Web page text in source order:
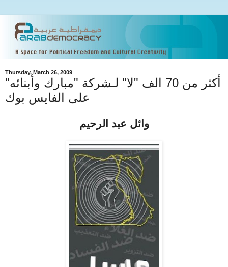
Thursday, March 26, 2009
أكثر من 70 الف "لا" لـشركة "مبارك وأبنائه"
على الفايس بوك
وائل عبد الرحيم